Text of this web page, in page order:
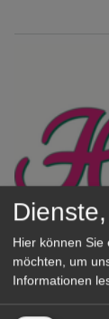
Gärtnerei
Mitarbeiter
Logistikhalle
Herongen
Hier können
möchten, um
Informationen